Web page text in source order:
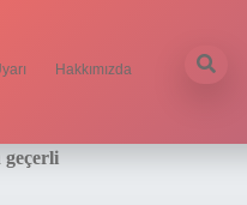
Hakkımızda
geçerli